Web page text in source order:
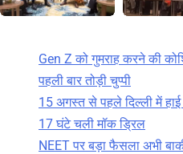
Gen Z को गुमराह करने की
पहली बार तोड़ी चुप्पी
15 अगस्त से पहले दिल्ली में
17 घंटे चली मॉक ड्रिल
NEET पर बड़ा फैसला अभी